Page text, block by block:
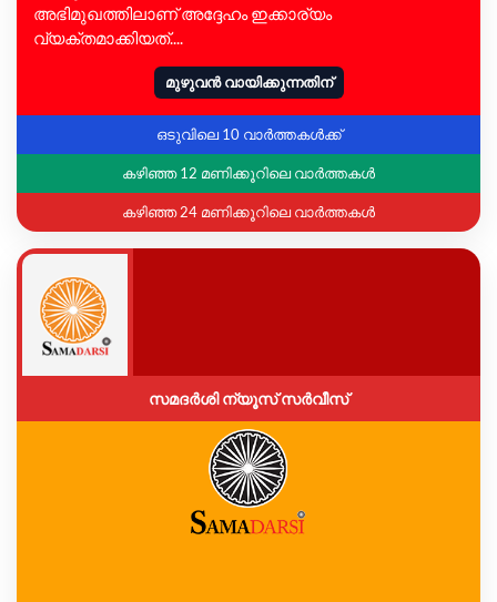
അഭിമുഖത്തിലാണ് അദ്ദേഹം ഇക്കാര്യം
വ്യക്തമാക്കിയത്....
മുഴുവൻ വായിക്കുന്നതിന്
ഒടുവിലെ 10 വാർത്തകൾക്ക്
കഴിഞ്ഞ 12 മണിക്കൂറിലെ വാർത്തകൾ
കഴിഞ്ഞ 24 മണിക്കൂറിലെ വാർത്തകൾ
സമദർശി ന്യൂസ് സർവീസ്